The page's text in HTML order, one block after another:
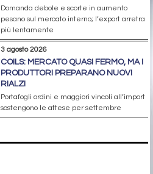
Domanda debole e scorte in aumento
pesano sul mercato interno; l’export arretra
più lentamente
3 agosto 2026
COILS: MERCATO QUASI FERMO, MA I
PRODUTTORI PREPARANO NUOVI
RIALZI
Portafogli ordini e maggiori vincoli all’import
sostengono le attese per settembre